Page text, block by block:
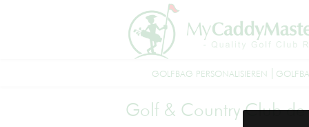
GOLFBAG PERSONALISIEREN
Golf & Country Club de